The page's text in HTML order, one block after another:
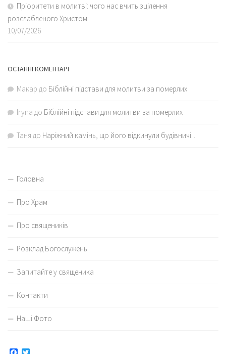
Пріоритети в молитві: чого нас вчить зцілення
розслабленого Христом
10/07/2026
ОСТАННІ КОМЕНТАРІ
Макар до Біблійні підстави для молитви за померлих
Iryna до Біблійні підстави для молитви за померлих
Таня до Наріжний камінь, що його відкинули будівничі…
Головна
Про Храм
Про священиків
Розклад Богослужень
Запитайте у священика
Контакти
Наші Фото